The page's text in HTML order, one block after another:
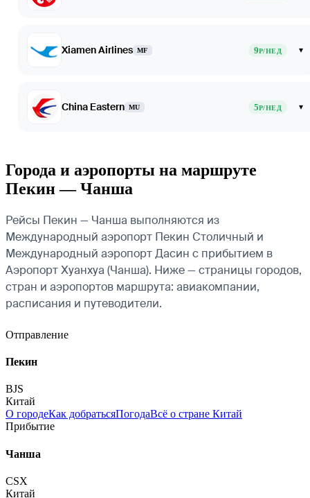
Xiamen Airlines MF 9Р/НЕД ▾
China Eastern MU 5Р/НЕД ▾
Города и аэропорты на маршруте
Пекин — Чанша
Рейсы Пекин — Чанша выполняются из
Международный аэропорт Пекин Столичный и
Международный аэропорт Дасин с прибытием в
Аэропорт Хуанхуа (Чанша). Ниже — страницы городов,
стран и аэропортов маршрута: авиакомпании,
расписания и путеводители.
Отправление
Пекин
BJS
Китай
О городеКак добратьсяПогодаВсё о стране Китай
Прибытие
Чанша
CSX
Китай